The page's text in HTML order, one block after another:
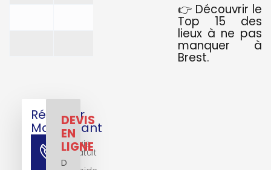
👉 Découvrir le
Top 15 des
lieux à ne pas
manquer à
Brest.
Réserver
Maintenant
Devis
Gratuit
DEVIS
EN
LIGNE
D